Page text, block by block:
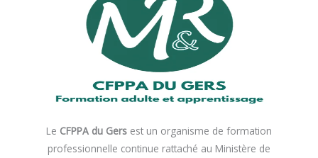
Le CFPPA du Gers est un organisme de formation
professionnelle continue rattaché au Ministère de